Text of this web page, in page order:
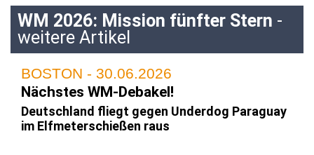
WM 2026: Mission fünfter Stern -
weitere Artikel
BOSTON - 30.06.2026
Nächstes WM-Debakel!
Deutschland fliegt gegen Underdog Paraguay
im Elfmeterschießen raus